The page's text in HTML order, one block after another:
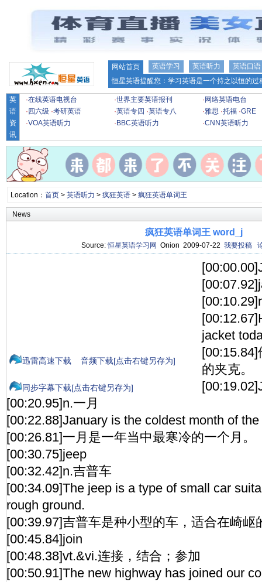
网站首页 英语学习 英语听力
英语口语
恒星英语提醒您：学习英语是一个持之以恒的
英
语
资
讯
·在线英语电视台 ·世界主要英语报刊 · 网络英语电台
· 四六级 ·考研英语 ·英语专四 ·英语专八 ·雅思 ·托福 ·GRE
·VOA英语听力 · BBC英语听力 ·CNN英语听力
Location： 首页> 英语听力 > 疯狂英语> 疯狂英语单词王
News
疯狂英语单词王 word_j
Source:恒星英语学习网 Onion 2009-07-22 我要投稿
迅雷高速下载 音频下载[点击右键另存为]
同步字幕下载[点击右键另存为]
jacket
的夹克。
[00:20.95]n.一月
[00:22.88]January is the coldest month of the
[00:26.81]一月是一年当中最寒冷的一个月。
[00:30.75]jeep
[00:32.42]n.吉普车
[00:34.09]The jeep is a type of small car
rough ground.
[00:39.97]吉普车是种小型的车，适合在崎岖
[00:45.84]join
[00:48.38]vt.&vi.连接，结合；参加
[00:50.91]The new highway has joined our